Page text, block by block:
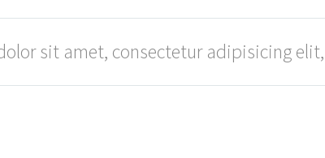
sit amet, consectetur adipisicing